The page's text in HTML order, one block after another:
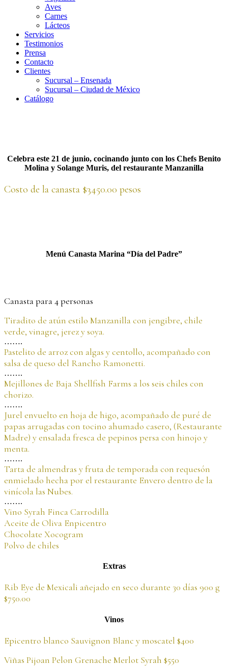
Aves
Carnes
Lácteos
Servicios
Testimonios
Prensa
Contacto
Clientes
Sucursal – Ensenada
Sucursal – Ciudad de México
Catálogo
Celebra este 21 de junio, cocinando junto con los Chefs Benito
Molina y Solange Muris, del restaurante Manzanilla
Costo de la canasta $3450.00 pesos
Menú Canasta Marina “Día del Padre”
Canasta para 4 personas
Tiradito de atún estilo Manzanilla con jengibre, chile
verde, vinagre, jerez y soya.
…….
Pastelito de arroz con algas y centollo, acompañado con
salsa de queso del Rancho Ramonetti.
…….
Mejillones de Baja Shellfish Farms a los seis chiles con
chorizo.
…….
Jurel envuelto en hoja de higo, acompañado de puré de
papas arrugadas con tocino ahumado casero, (Restaurante
Madre) y ensalada fresca de pepinos persa con hinojo y
menta.
…….
Tarta de almendras y fruta de temporada con requesón
enmielado hecha por el restaurante Envero dentro de la
vinícola las Nubes.
…….
Vino Syrah Finca Carrodilla
Aceite de Oliva Enpicentro
Chocolate Xocogram
Polvo de chiles
Extras
Rib Eye de Mexicali añejado en seco durante 30 días 900 g
$750.00
Vinos
Epicentro blanco Sauvignon Blanc y moscatel $400
Viñas Pijoan Pelon Grenache Merlot Syrah $550